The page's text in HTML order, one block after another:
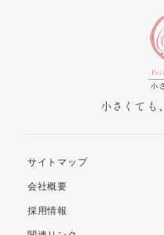
小さくても
サイトマップ
会社概要
採用情報